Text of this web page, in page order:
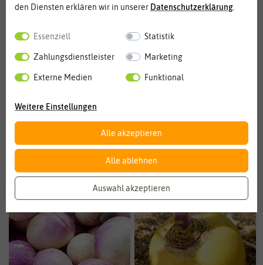
Mairüben Stielmus
den Diensten erklären wir in unserer Daten­schutz­erklärung
Essenziell Statistik
Zahlungsdienstleister Marketing
Externe Medien Funktional
Weitere Einstellungen
Alle akzeptieren
Alle ablehnen
Auswahl akzeptieren